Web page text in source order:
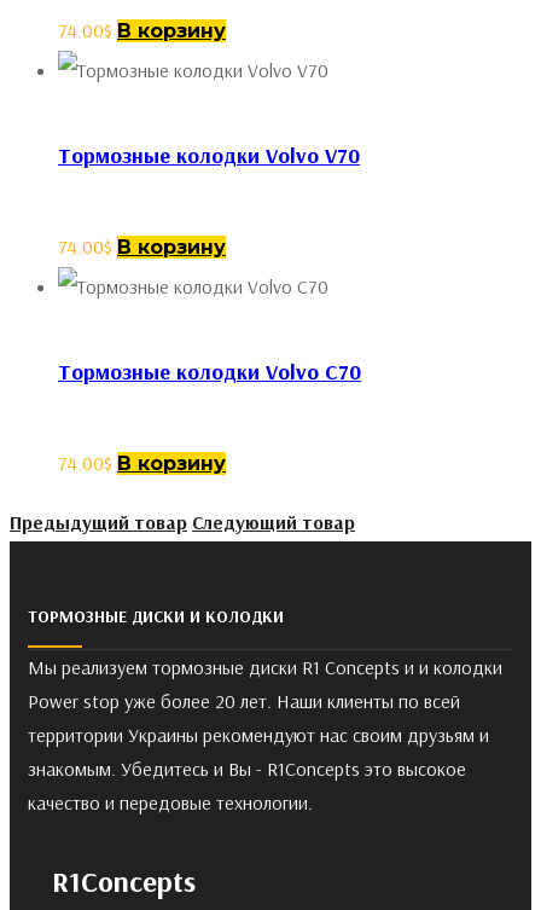
74.00$ В корзину
Тормозные колодки Volvo V70
74.00$ В корзину
Тормозные колодки Volvo C70
74.00$ В корзину
Предыдущий товар Следующий товар
ТОРМОЗНЫЕ ДИСКИ И КОЛОДКИ
Мы реализуем тормозные диски R1 Concepts и и колодки
Power stop уже более 20 лет. Наши клиенты по всей
территории Украины рекомендуют нас своим друзьям и
знакомым. Убедитесь и Вы - R1Concepts это высокое
качество и передовые технологии.
R1Concepts